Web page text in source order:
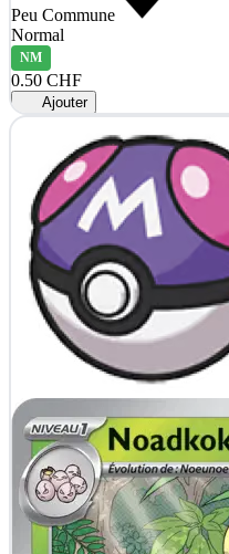
Peu Commune
Normal
NM
0.50 CHF
Ajouter